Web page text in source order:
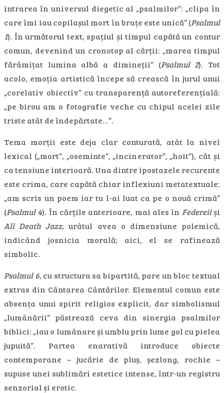
intrarea în universul diegetic al „psalmilor”: „clipa în
care îmi iau copilașul mort în brațe este unică” (Psalmul
1). În următorul text, spațiul și timpul capătă un contur
comun, devenind un cronotop al cărții: „marea timpul
fărâmițat lumina albă a dimineții” (Psalmul 2). Tot
acolo, emoția artistică începe să crească în jurul unui
„corelativ obiectiv” cu transparență autoreferențială:
„pe birou am o fotografie veche cu chipul acelei zile
triste atât de îndepărtate…”.
Tema morții este deja clar conturată, atât la nivel
lexical („mort”, „oseminte”, „incinerator”, „hoit”), cât și
ca tensiune interioară. Una dintre ipostazele recurente
este crima, care capătă chiar inflexiuni metatextuale:
„am scris un poem iar tu l-ai luat ca pe o nouă crimă”
(Psalmul 4). În cărțile anterioare, mai ales în Federeiiși
All Death Jazz, urâtul avea o dimensiune polemică,
indicând josnicia morală; aici, el se rafinează
simbolic.
Psalmul 6, cu structura sa bipartită, pare un bloc textual
extras din Cântarea Cântărilor. Elementul comun este
absența unui spirit religios explicit, dar simbolismul
„lumânării” păstrează ceva din sinergia psalmilor
biblici: „iau o lumânare și umblu prin lume gol cu pielea
jupuită”. Partea enarativă introduce obiecte
contemporane – jucărie de pluș, șezlong, rochie –
supuse unei sublimări estetice intense, într-un registru
senzorial și erotic.